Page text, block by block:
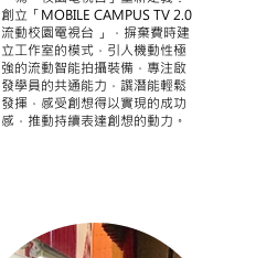
創立「MOBILE CAMPUS TV 2.0
流動校園電視台 」，摒棄費時建
立工作室的模式，引人機動性極
強的流動智能拍攝裝備，專注啟
發學員的共通能力，譔潛能輕鬆
發揮，感受創想得以實現的成功
感，推動持續表達創想的動力。